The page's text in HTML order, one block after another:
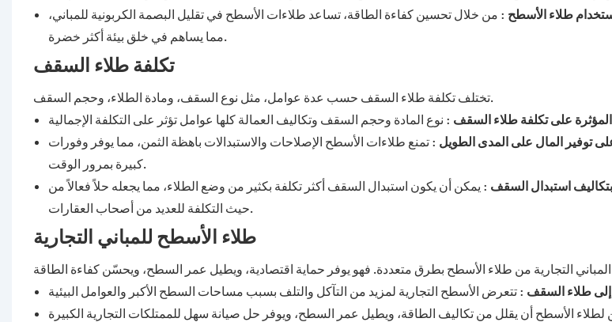
طلاء الأسطح : من خلال تحسين كفاءة الطاقة، تساعد طلاءات الأسطح في تقليل البصمة الكربونية للمباني،
تكلفة طلاء السقف
تختلف تكلفة طلاء السقف حسب عدة عوامل، مثل نوع السقف، ومادة الطلاء، وحجم السقف.
على تكلفة طلاء السقف
توفير المال على المدى الطويل : تمنع طلاءات الأسطح الإصلاحات والاستبدالات باهظة الثمن، مما يوفر وفورات
استبدال السقف : يمكن أن يكون استبدال السقف أكثر تكلفة بكثير من وضع الطلاء، مما يجعله حلاً فعالاً من
طلاء الأسطح للمباني التجارية
إلى طلاء السقف